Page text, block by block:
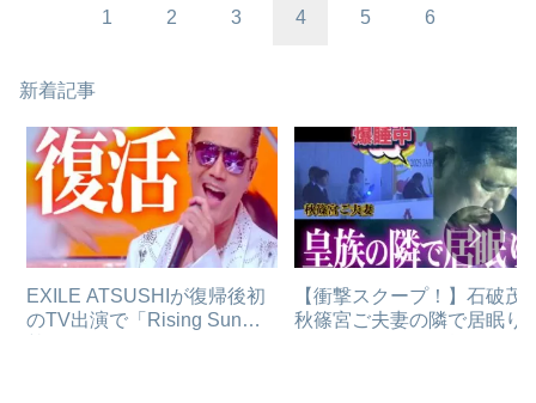
1 2 3 4 5 6
新着記事
EXILE ATSUSHIが復帰後初
のTV出演で「Rising Sun」
【衝撃スクープ！】石破茂
秋篠宮ご夫妻の隣で居眠り